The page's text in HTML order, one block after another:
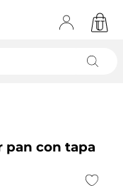
pan con tapa